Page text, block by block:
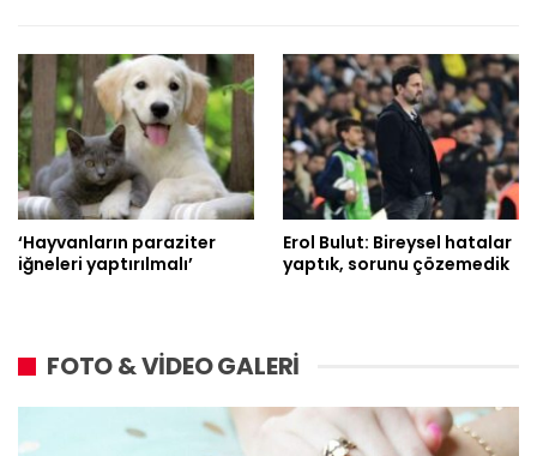
‘Hayvanların paraziter
iğneleri yaptırılmalı’
Erol Bulut: Bireysel hatalar
yaptık, sorunu çözemedik
FOTO & VİDEO GALERİ